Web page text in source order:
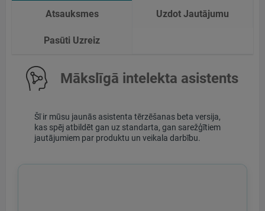
Atsauksmes Uzdot Jautājumu
Pasūti Uzreiz
Mākslīgā intelekta asistents
Šī ir mūsu jaunās asistenta tērzēšanas beta versija,
kas spēj atbildēt gan uz standarta, gan sarežģītiem
jautājumiem par produktu un veikala darbību.